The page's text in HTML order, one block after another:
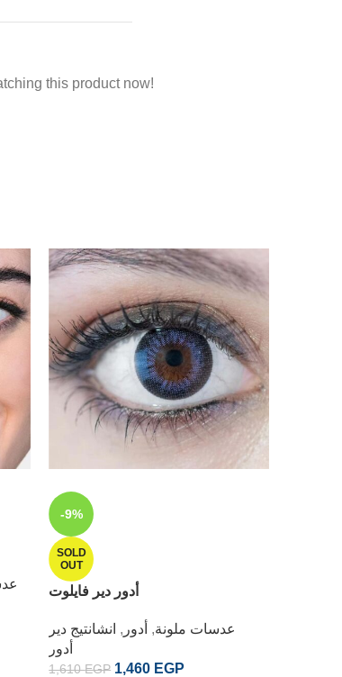
this product now!
-9%
SOLD
OUT
أدور دير فايلوت
عدسات ملونة, أدور , انشانتيج دير
أدور
1,610EGP 1,460 EGP